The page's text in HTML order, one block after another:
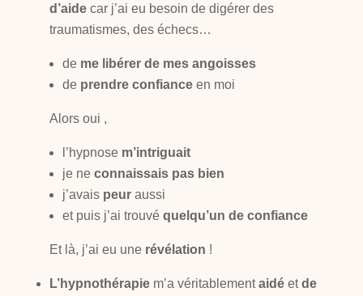
d’aidecar j’ai eu besoin de digérer des
traumatismes, des échecs…
de me libérer de mes angoisses
de prendre confianceen moi
Alors oui ,
l’hypnose m’intriguait
je ne connaissais pas bien
j’avais peuraussi
et puis j’ai trouvé quelqu’un de confiance
Et là, j’ai eu une révélation !
L’hypnothérapiem’a véritablementaidéetde